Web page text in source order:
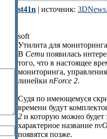
st41n | источник:
soft
Утилита для
В Сети появилась
того, что в настоящее
мониторинга,
линейки nForce 2.
Судя по имеющемуся
времени будут
2 и которую можно будет
характерное название
появятся позже.